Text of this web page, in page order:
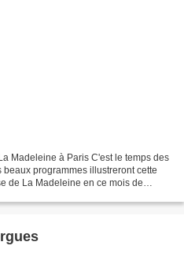
Madeleine à Paris C'est le temps des
programmes illustreront cette
de La Madeleine en ce mois de